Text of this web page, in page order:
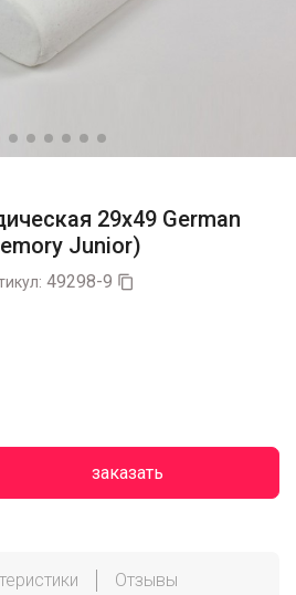
29х49 German
Junior)
49298-9 
заказать
Отзывы